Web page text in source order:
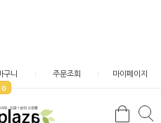
구니
0
주문조회 마이페이지
검